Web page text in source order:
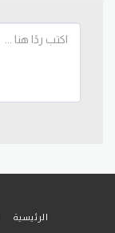
الرئيسية